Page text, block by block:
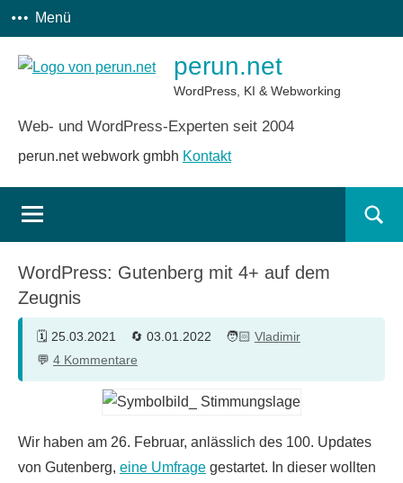
Inhalt
springen
Menü
perun.net
WordPress, KI & Webworking
Web- und WordPress-Experten seit 2004
perun.net webwork gmbh Kontakt
WordPress: Gutenberg mit 4+ auf dem
Zeugnis
25.03.2021 03.01.2022
Vladimir
4 Kommentare
Wir haben am 26. Februar, anlässlich des 100. Updates
von Gutenberg, eine Umfrage gestartet. In dieser wollten